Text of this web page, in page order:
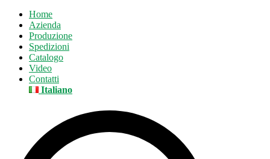
Home
Azienda
Produzione
Spedizioni
Catalogo
Video
Contatti
Italiano